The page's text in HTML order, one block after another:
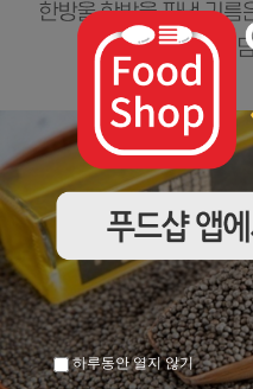
하루동안 열지 않기